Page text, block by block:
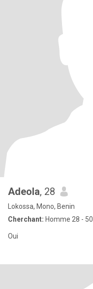
Adeola, 28
Lokossa, Mono, Benin
Cherchant: Homme 28 - 50
Oui